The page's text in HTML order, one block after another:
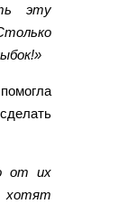
эту
от их
хотят